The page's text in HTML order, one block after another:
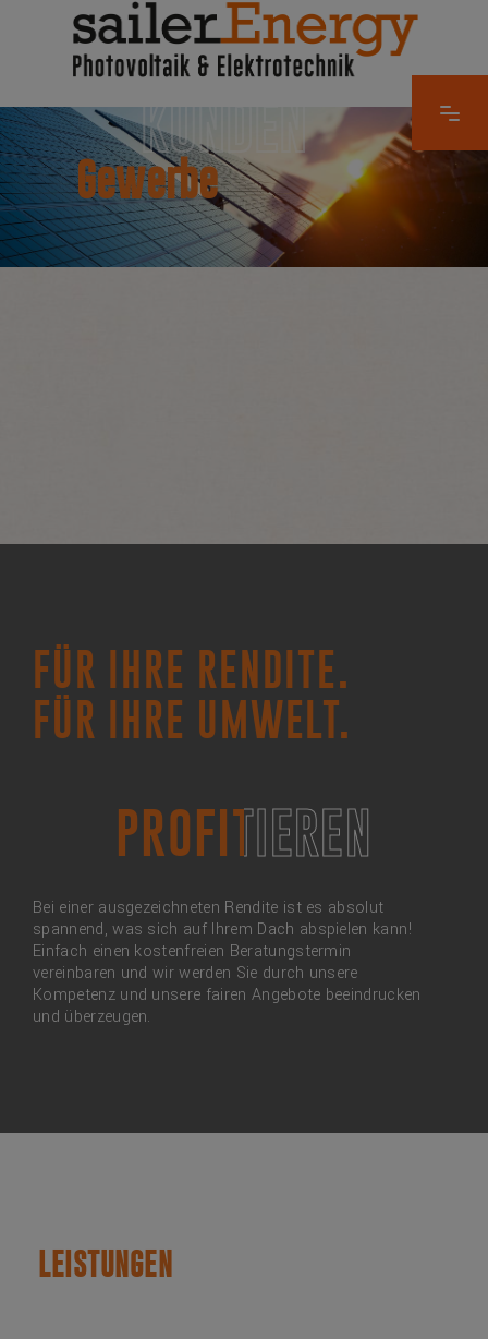
Gewerbe
KUNDEN
FÜR IHRE RENDITE.
FÜR IHRE UMWELT.
Bei einer ausgezeichneten Rendite ist es absolut
spannend, was sich auf Ihrem Dach abspielen kann!
Einfach einen kostenfreien Beratungstermin
vereinbaren und wir werden Sie durch unsere
Kompetenz und unsere fairen Angebote beeindrucken
und überzeugen.
PROFITIEREN
PROFITIEREN
LEISTUNGEN